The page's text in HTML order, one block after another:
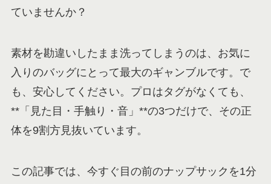
ていませんか？
素材を勘違いしたまま洗ってしまうのは、お気に
入りのバッグにとって最大のギャンブルです。で
も、安心してください。プロはタグがなくても、
**「見た目・手触り・音」**の3つだけで、その正
体を9割方見抜いています。
この記事では、今すぐ目の前のナップサックを1分